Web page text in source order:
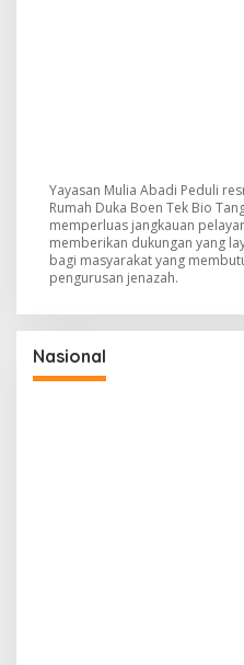
Yayasan Mulia Abadi Peduli
Rumah Duka Boen Tek Bio
memperluas jangkauan
memberikan dukungan yang
bagi masyarakat yang
pengurusan jenazah.
Nasional